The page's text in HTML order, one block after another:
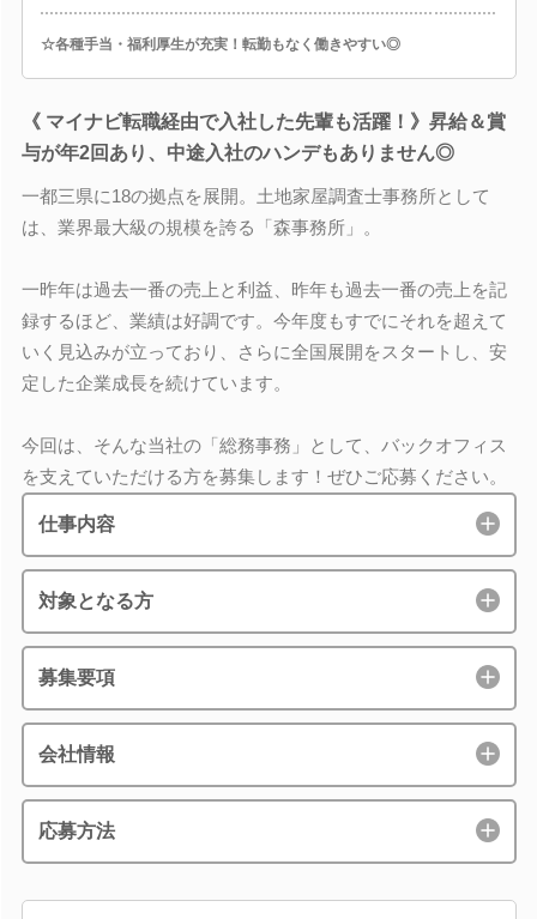
☆各種手当・福利厚生が充実！転勤もなく働きやすい◎
《 マイナビ転職経由で入社した先輩も活躍！》昇給＆賞
与が年2回あり、中途入社のハンデもありません◎
一都三県に18の拠点を展開。土地家屋調査士事務所として
は、業界最大級の規模を誇る「森事務所」。
一昨年は過去一番の売上と利益、昨年も過去一番の売上を記
録するほど、業績は好調です。今年度もすでにそれを超えて
いく見込みが立っており、さらに全国展開をスタートし、安
定した企業成長を続けています。
今回は、そんな当社の「総務事務」として、バックオフィス
を支えていただける方を募集します！ぜひご応募ください。
仕事内容
対象となる方
募集要項
会社情報
応募方法